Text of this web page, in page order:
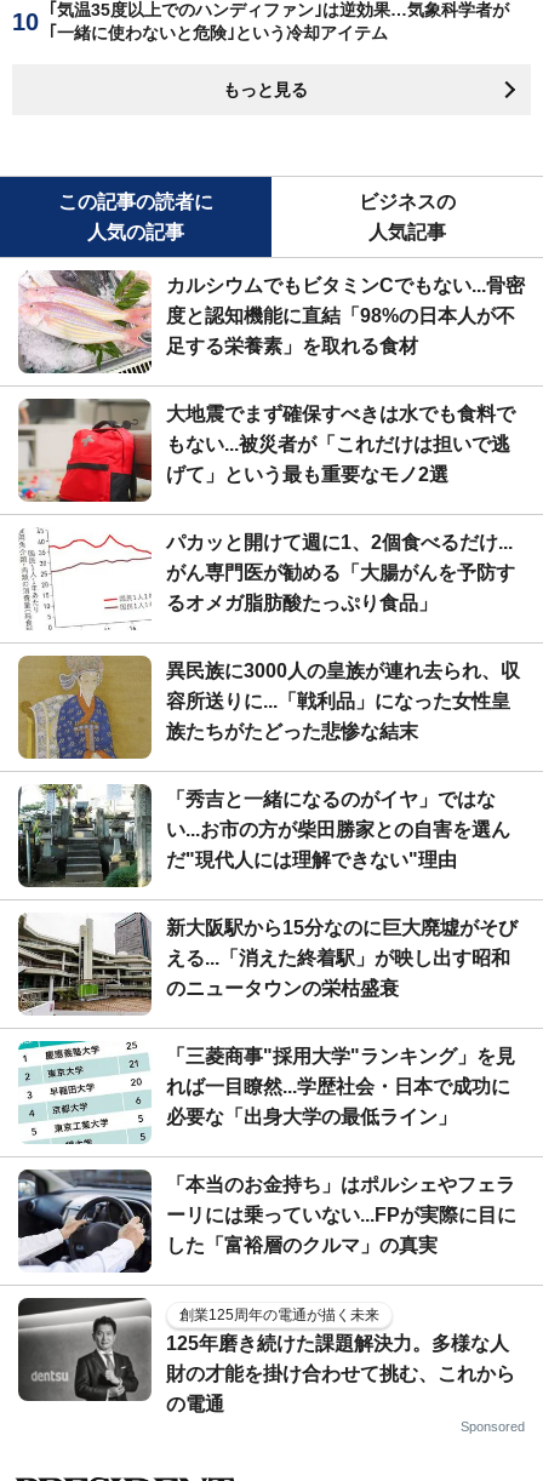
｢気温35度以上でのハンディファン｣は逆効果…気象科学者が
｢一緒に使わないと危険｣という冷却アイテム
もっと見る
この記事の読者に
人気の記事
ビジネスの
人気記事
カルシウムでもビタミンCでもない...骨密
度と認知機能に直結「98%の日本人が不
足する栄養素」を取れる食材
大地震でまず確保すべきは水でも食料で
もない...被災者が「これだけは担いで逃
げて」という最も重要なモノ2選
パカッと開けて週に1、2個食べるだけ...
がん専門医が勧める「大腸がんを予防す
るオメガ脂肪酸たっぷり食品」
異民族に3000人の皇族が連れ去られ、収
容所送りに...「戦利品」になった女性皇
族たちがたどった悲惨な結末
「秀吉と一緒になるのがイヤ」ではな
い...お市の方が柴田勝家との自害を選ん
だ"現代人には理解できない"理由
新大阪駅から15分なのに巨大廃墟がそび
える...「消えた終着駅」が映し出す昭和
のニュータウンの栄枯盛衰
「三菱商事"採用大学"ランキング」を見
れば一目瞭然...学歴社会・日本で成功に
必要な「出身大学の最低ライン」
「本当のお金持ち」はポルシェやフェラ
ーリには乗っていない...FPが実際に目に
した「富裕層のクルマ」の真実
創業125周年の電通が描く未来
125年磨き続けた課題解決力。多様な人
財の才能を掛け合わせて挑む、これから
の電通
Sponsored